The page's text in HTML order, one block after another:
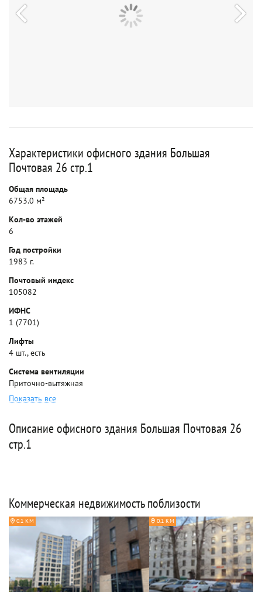
Характеристики офисного здания Большая
Почтовая 26 стр.1
Общая площадь
6753.0 м²
Кол-во этажей
6
Год постройки
1983 г.
Почтовый индекс
105082
ИФНС
1 (7701)
Лифты
4 шт., есть
Система вентиляции
Приточно-вытяжная
Показать все
Описание офисного здания Большая Почтовая 26
стр.1
Коммерческая недвижимость поблизости
0.1 КМ 0.1 КМ